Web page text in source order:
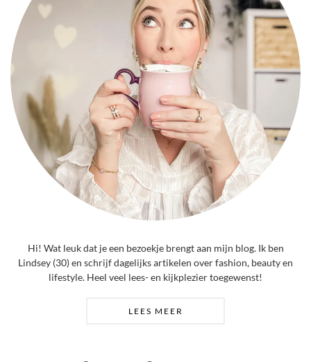
Hi! Wat leuk dat je een bezoekje brengt aan mijn blog. Ik ben
Lindsey (30) en schrijf dagelijks artikelen over fashion, beauty en
lifestyle. Heel veel lees- en kijkplezier toegewenst!
LEES MEER